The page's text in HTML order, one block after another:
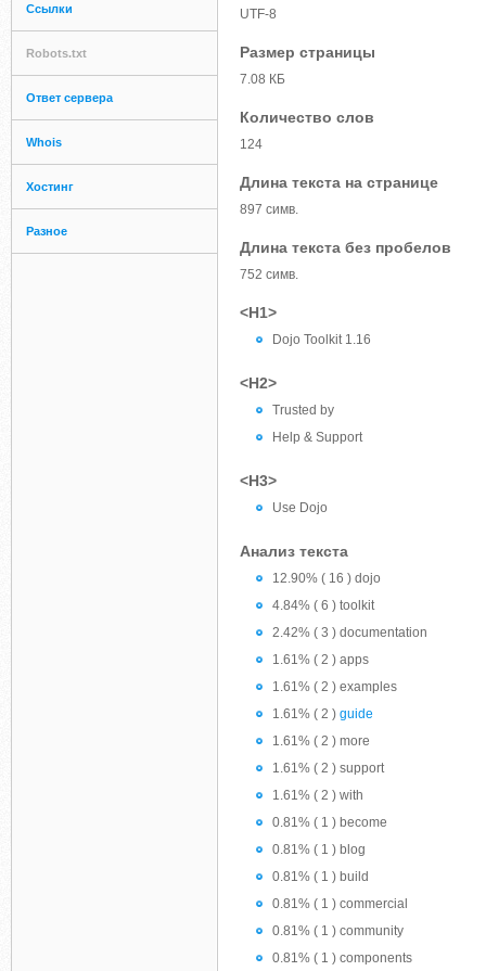
Ссылки
Robots.txt
Ответ сервера
Whois
Хостинг
Разное
UTF-8
Размер страницы
7.08 КБ
Количество слов
124
Длина текста на странице
897 симв.
Длина текста без пробелов
752 симв.
<H1>
Dojo Toolkit 1.16
<H2>
Trusted by
Help & Support
<H3>
Use Dojo
Анализ текста
12.90% ( 16 ) dojo
4.84% ( 6 ) toolkit
2.42% ( 3 ) documentation
1.61% ( 2 ) apps
1.61% ( 2 ) examples
1.61% ( 2 ) guide
1.61% ( 2 ) more
1.61% ( 2 ) support
1.61% ( 2 ) with
0.81% ( 1 ) become
0.81% ( 1 ) blog
0.81% ( 1 ) build
0.81% ( 1 ) commercial
0.81% ( 1 ) community
0.81% ( 1 ) components